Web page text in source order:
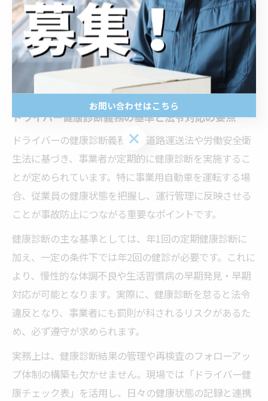
健康診断義務と年2回健診のポイン
ト解説
ドライバー健康診断義務の基準と法令対応の要点
ドライバーの健康診断義務は、道路運送法や労働安全衛
生法に基づき、事業者が定期的に健康診断を実施するこ
とが定められています。特に事業用自動車を運転する場
合、従業員の健康状態を把握し、運行管理に反映させる
ことが事故防止につながる重要なポイントです。
健康診断の主な基準としては、年1回の定期健康診断に
加え、一定の条件下では年2回の健診が必要です。これに
より、慢性的な体調不良や生活習慣病の早期発見・早期
対応が可能となります。実際に、健康診断を怠ると法令
違反となり、事業者にも罰則が科されるリスクがあるた
め、必ず遵守が求められます。
実務上は、健康診断結果の管理や再検査のフォローアッ
プ体制の構築も欠かせません。現場では「ドライバー健
康チェック表」を活用し、日々の健康状態の記録と連携
お問い合わせはこちら
お問い合わせはこちら